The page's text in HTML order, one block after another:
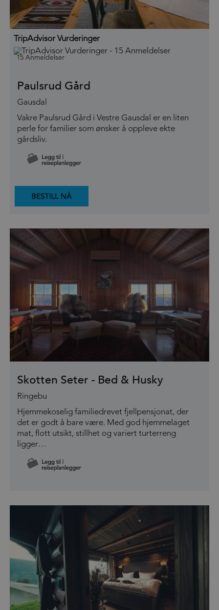
TripAdvisor Vurderinger
15 Anmeldelser
Paulsrud Gård
Gausdal
Vakre Paulsrud Gård i Vestre Gausdal er en liten
perle for familier som ønsker å oppleve ekte
gårdsliv.
Skotten Seter - Bed & Husky
Ringebu
Hjemmekoselig familiedrevet fjellpensjonat, der
det er godt å bare være. Med god hjemmelaget
mat, flott utsikt, stillhet og variert turterreng
ligger…